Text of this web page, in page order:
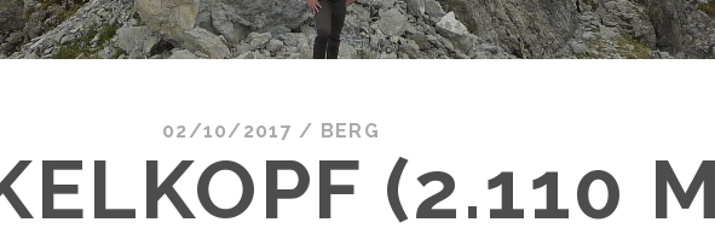
02/10/2017 / BERG
(2.110